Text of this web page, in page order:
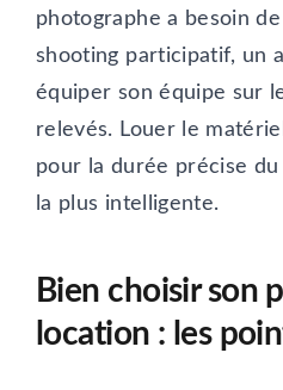
photographe a besoin
shooting participatif, un
équiper son équipe sur
relevés. Louer le
pour la durée précise
la plus intelligente.
Bien choisir son
location : les